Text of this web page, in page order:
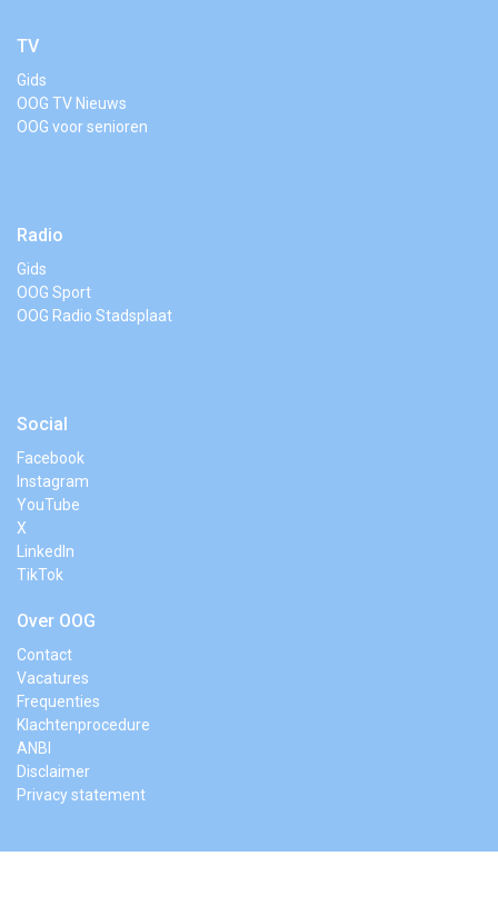
TV
Gids
OOG TV Nieuws
OOG voor senioren
Radio
Gids
OOG Sport
OOG Radio Stadsplaat
Social
Facebook
Instagram
YouTube
X
LinkedIn
TikTok
Over OOG
Contact
Vacatures
Frequenties
Klachtenprocedure
ANBI
Disclaimer
Privacy statement